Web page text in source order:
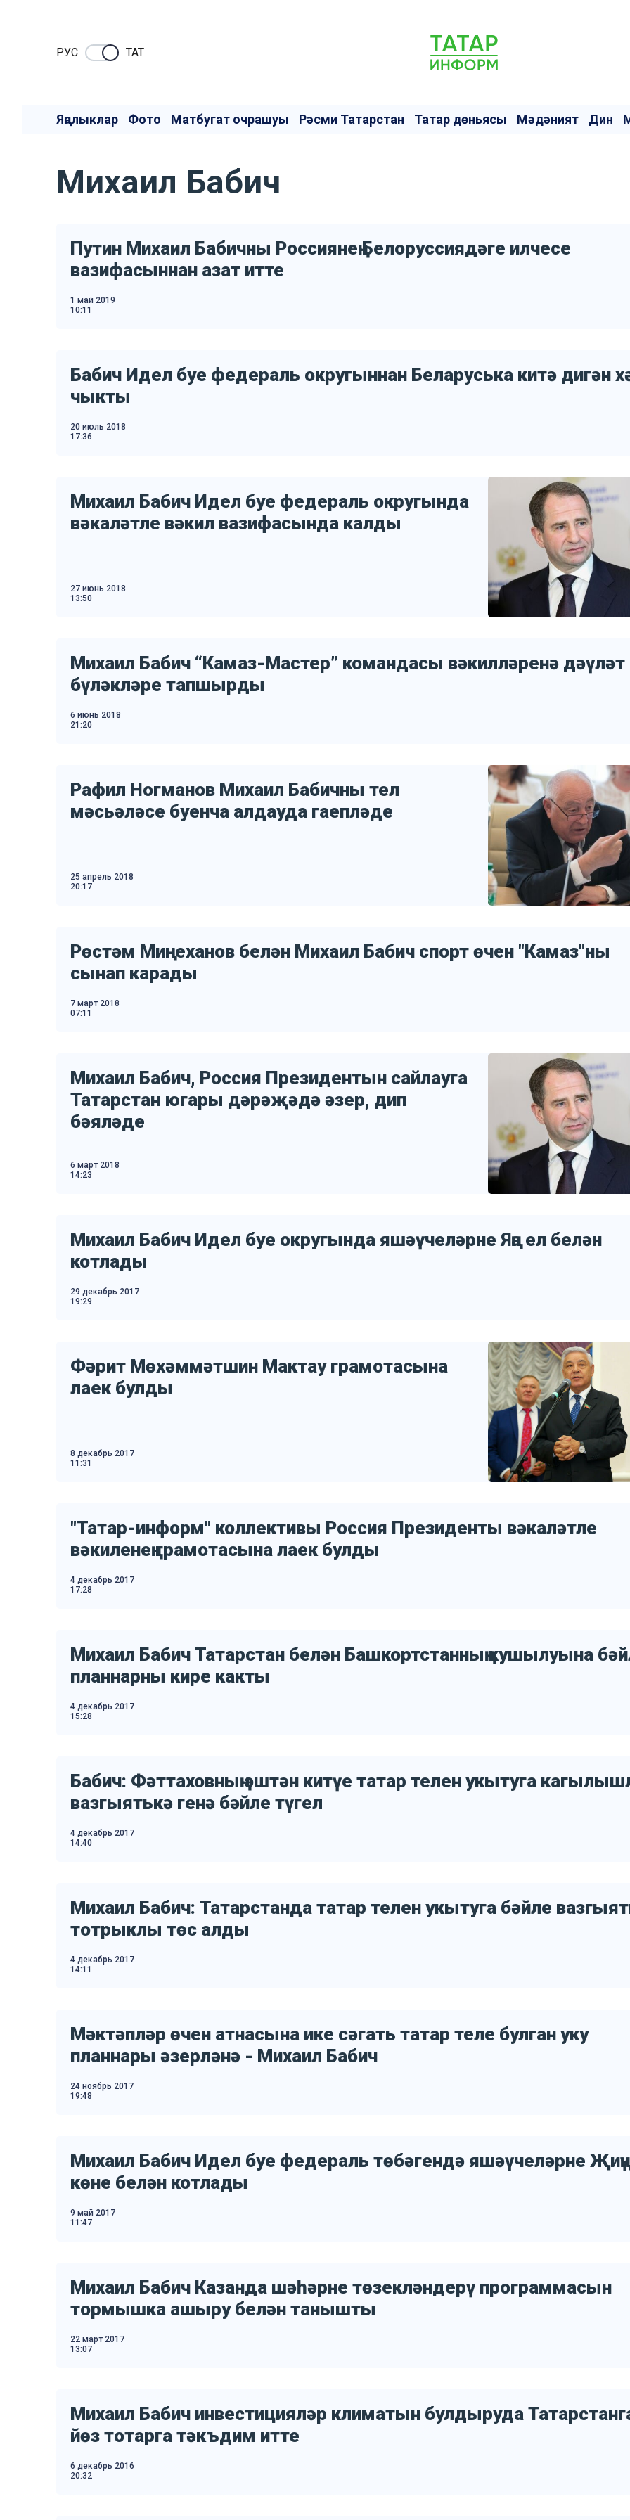
РУC ТАТ
Яңалыклар Фото Матбугат очрашуы Рәсми Татарстан Татар дөньясы Мәдәният Дин
Михаил Бабич
Путин Михаил Бабичны Россиянең Белоруссиядәге илчесе
вазифасыннан азат итте
1 май 2019
10:11
Бабич Идел буе федераль округыннан Беларуська китә дигән
чыкты
20 июль 2018
17:36
Михаил Бабич Идел буе федераль округында
вәкаләтле вәкил вазифасында калды
27 июнь 2018
13:50
Михаил Бабич “Камаз-Мастер” командасы вәкилләренә дәүләт
бүләкләре тапшырды
6 июнь 2018
21:20
Рафил Ногманов Михаил Бабичны тел
мәсьәләсе буенча алдауда гаепләде
25 апрель 2018
20:17
Рөстәм Миңнеханов белән Михаил Бабич спорт өчен "Камаз"ны
сынап карады
7 март 2018
07:11
Михаил Бабич, Россия Президентын сайлауга
Татарстан югары дәрәҗәдә әзер, дип
бәяләде
6 март 2018
14:23
Михаил Бабич Идел буе округында яшәүчеләрне Яңа ел белән
котлады
29 декабрь 2017
19:29
Фәрит Мөхәммәтшин Мактау грамотасына
лаек булды
8 декабрь 2017
11:31
"Татар-информ" коллективы Россия Президенты вәкаләтле
вәкиленең грамотасына лаек булды
4 декабрь 2017
17:28
Михаил Бабич Татарстан белән Башкортстанның кушылуына
планнарны кире какты
4 декабрь 2017
15:28
Бабич: Фәттаховның эштән китүе татар телен укытуга
вазгыятькә генә бәйле түгел
4 декабрь 2017
14:40
Михаил Бабич: Татарстанда татар телен укытуга бәйле
тотрыклы төс алды
4 декабрь 2017
14:11
Мәктәпләр өчен атнасына ике сәгать татар теле булган уку
планнары әзерләнә - Михаил Бабич
24 ноябрь 2017
19:48
Михаил Бабич Идел буе федераль төбәгендә яшәүчеләрне Җиңү
көне белән котлады
9 май 2017
11:47
Михаил Бабич Казанда шәһәрне төзекләндерү программасын
тормышка ашыру белән танышты
22 март 2017
13:07
Михаил Бабич инвестицияләр климатын булдыруда
йөз тотарга тәкъдим итте
6 декабрь 2016
20:32